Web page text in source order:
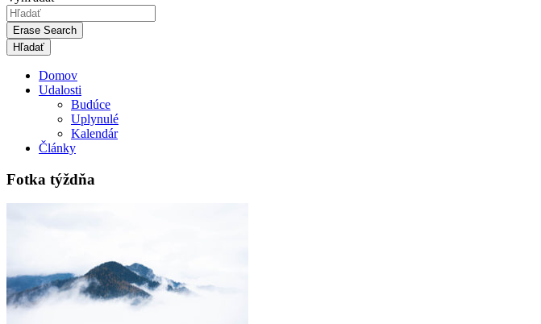
Erase Search
Domov
Udalosti
Budúce
Uplynulé
Kalendár
Články
Fotka týždňa